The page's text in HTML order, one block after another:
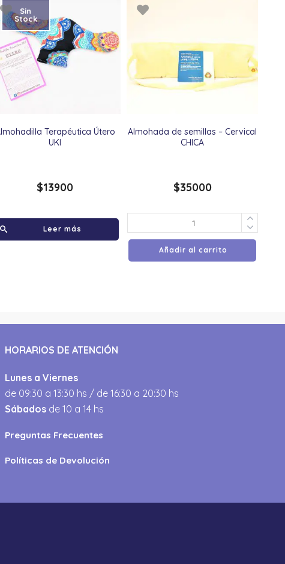
Terapéutica Útero
UKI
Sin
Stock
$13900
Leer más
Almohada de semillas – Cervical
CHICA
$35000
Añadir al carrito
HORARIOS DE ATENCIÓN
Lunes a Viernes
de 09:30 a 13:30 hs / de 16:30 a 20:30 hs
Sábados de 10 a 14 hs
Preguntas Frecuentes
Políticas de Devolución